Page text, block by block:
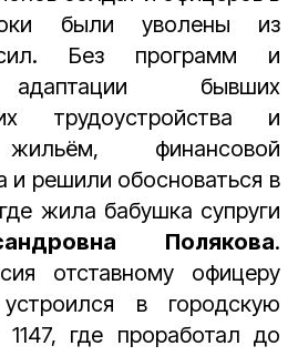
были уволены из
Без программ и
бывших
трудоустройства и
финансовой
и решили обосноваться в
жила бабушка супруги
Полякова.
отставному офицеру
в городскую
где проработал до